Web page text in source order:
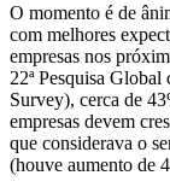
O momento é de
com melhores
empresas nos
22ª Pesquisa
Survey), cerca de
empresas devem
que considerava o
(houve aumento de